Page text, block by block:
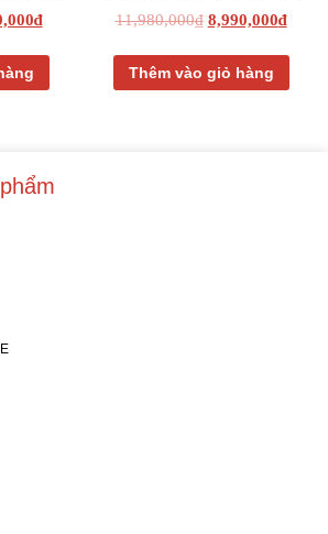
₫
11,980,000₫ 8,990,000₫
Thêm vào giỏ hàng